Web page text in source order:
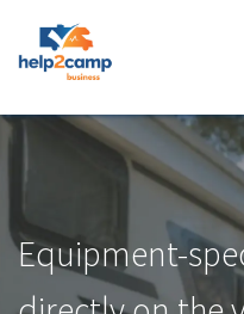
Equipment-